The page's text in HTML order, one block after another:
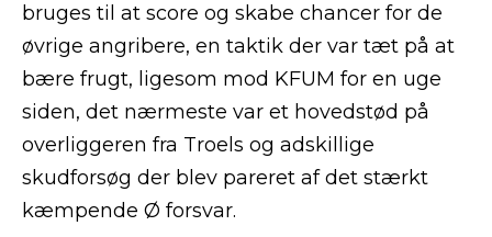
bruges til at score og skabe chancer for de
øvrige angribere, en taktik der var tæt på at
bære frugt, ligesom mod KFUM for en uge
siden, det nærmeste var et hovedstød på
overliggeren fra Troels og adskillige
skudforsøg der blev pareret af det stærkt
kæmpende Ø forsvar.